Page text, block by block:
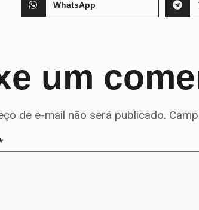
WhatsApp
um
de e-mail não será publicado.